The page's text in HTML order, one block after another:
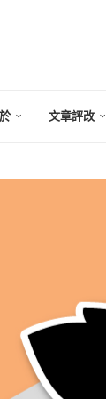
文章評改